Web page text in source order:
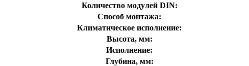
Количество модулей DIN:
Способ монтажа:
Климатическое исполнение:
Высота, мм:
Исполнение:
Глубина, мм: